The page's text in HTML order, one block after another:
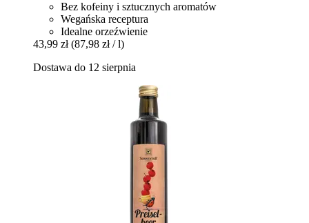
Bez kofeiny i sztucznych aromatów
Wegańska receptura
Idealne orzeźwienie
43,99 zł (87,98 zł / l)
Dostawa do 12 sierpnia